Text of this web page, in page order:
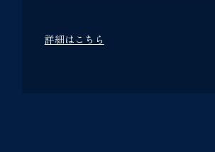
詳細はこちら